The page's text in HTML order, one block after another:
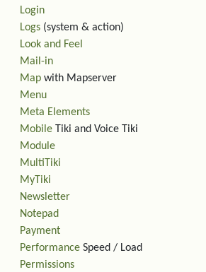
Login
Logs (system & action)
Look and Feel
Mail-in
Map with Mapserver
Menu
Meta Elements
Mobile Tiki and Voice Tiki
Module
MultiTiki
MyTiki
Newsletter
Notepad
Payment
Performance Speed / Load
Permissions